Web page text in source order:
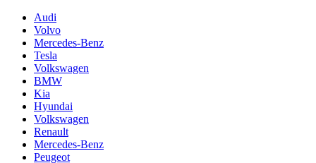
Audi
Volvo
Mercedes-Benz
Tesla
Volkswagen
BMW
Kia
Hyundai
Volkswagen
Renault
Mercedes-Benz
Peugeot